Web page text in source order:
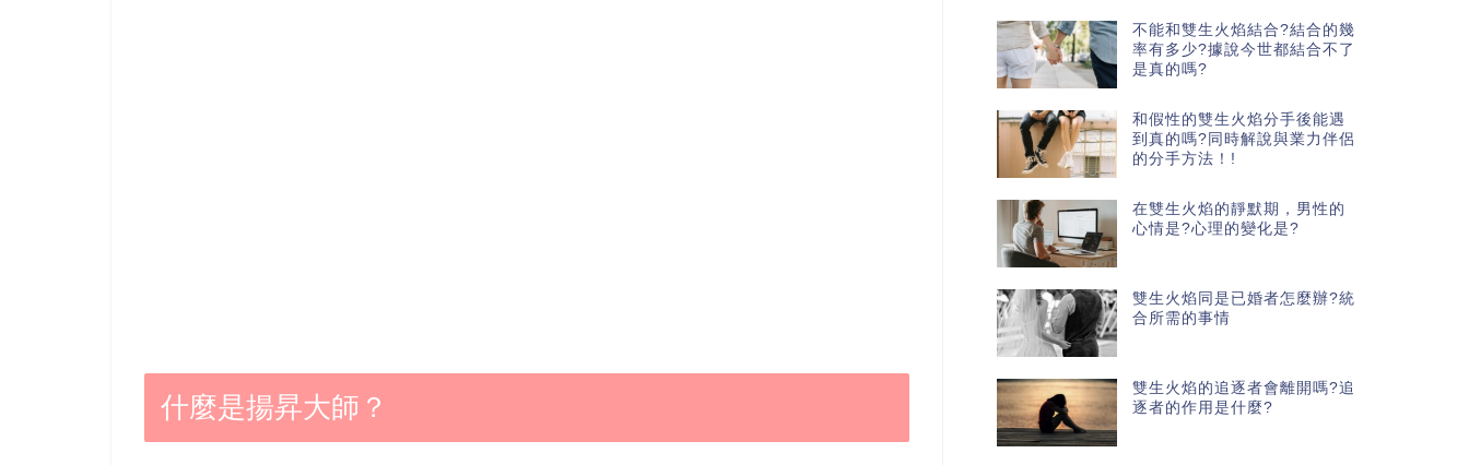
什麼是揚昇大師？
不能和雙生火焰結合?結合的幾
率有多少?據說今世都結合不了
是真的嗎?
和假性的雙生火焰分手後能遇
到真的嗎?同時解說與業力伴侶
的分手方法！!
在雙生火焰的靜默期，男性的
心情是?心理的變化是?
雙生火焰同是已婚者怎麼辦?統
合所需的事情
雙生火焰的追逐者會離開嗎?追
逐者的作用是什麼?